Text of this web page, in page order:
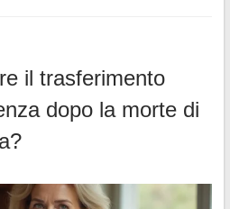
il trasferimento
dopo la morte di